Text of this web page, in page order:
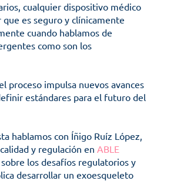
cualquier dispositivo médico
es seguro y clínicamente
cuando hablamos de
como son los
proceso impulsa nuevos avances
estándares para el futuro del
hablamos con Íñigo Ruíz López,
y regulación en ABLE
sobre los desafíos regulatorios y
desarrollar un exoesqueleto